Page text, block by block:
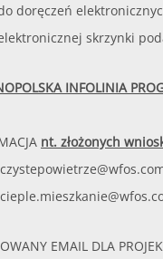
doręczeń
skrzynki
INFOLINIA
nt. złożonych
EMAIL DLA